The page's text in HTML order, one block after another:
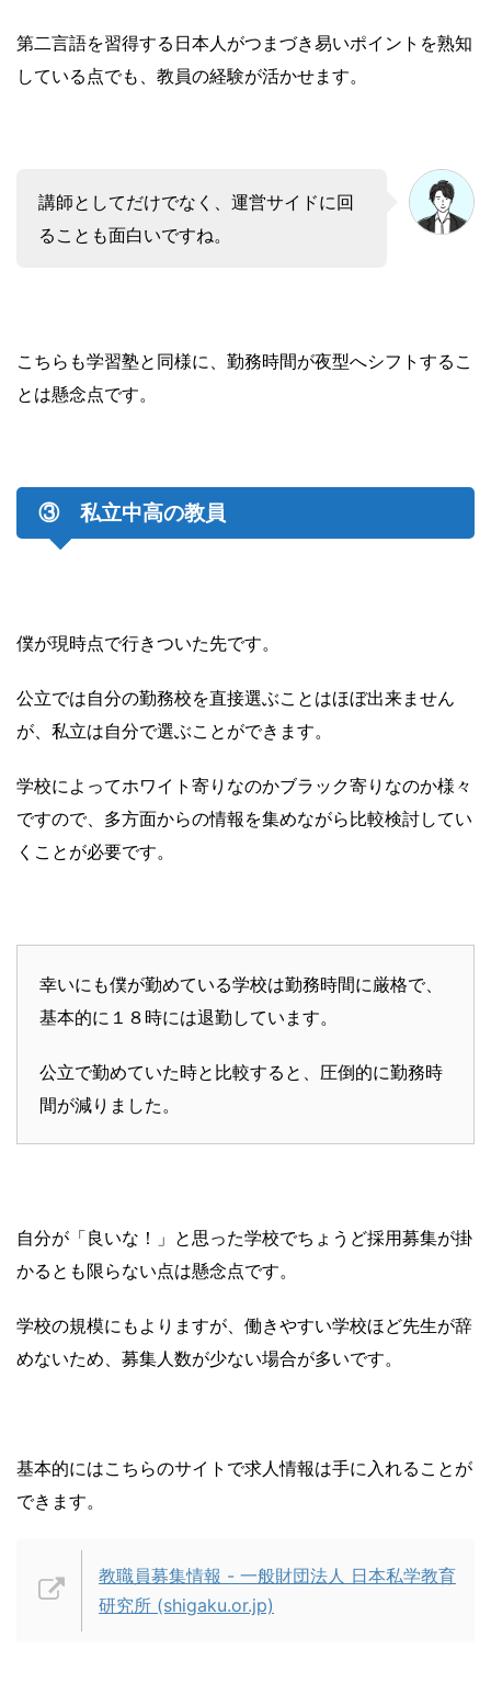
第二言語を習得する日本人がつまづき易いポイントを熟知
している点でも、教員の経験が活かせます。
講師としてだけでなく、運営サイドに回
ることも面白いですね。
こちらも学習塾と同様に、勤務時間が夜型へシフトするこ
とは懸念点です。
③ 私立中高の教員
僕が現時点で行きついた先です。
公立では自分の勤務校を直接選ぶことはほぼ出来ません
が、私立は自分で選ぶことができます。
学校によってホワイト寄りなのかブラック寄りなのか様々
ですので、多方面からの情報を集めながら比較検討してい
くことが必要です。
幸いにも僕が勤めている学校は勤務時間に厳格で、
基本的に１８時には退勤しています。
公立で勤めていた時と比較すると、圧倒的に勤務時
間が減りました。
自分が「良いな！」と思った学校でちょうど採用募集が掛
かるとも限らない点は懸念点です。
学校の規模にもよりますが、働きやすい学校ほど先生が辞
めないため、募集人数が少ない場合が多いです。
基本的にはこちらのサイトで求人情報は手に入れることが
できます。
教職員募集情報 - 一般財団法人 日本私学教育
研究所 (shigaku.or.jp)